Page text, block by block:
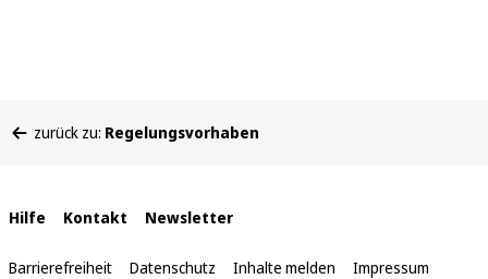
befinden
zurück zu: Regelungsvorhaben
Interne
Links
Hilfe Kontakt Newsletter
Barrierefreiheit Datenschutz Inhalte melden Impressum